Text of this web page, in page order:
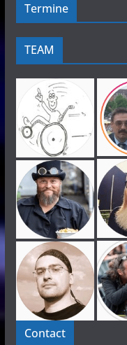
Termine
TEAM
Contact